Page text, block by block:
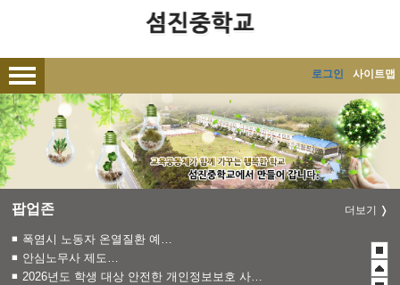
로그인 사이트맵
팝업존 더보기
2026년도 학생 대상 안전한 개인정보보호 사례 공모전
안심노무사 제도 홍보
폭염시 노동자 온열질환 예방수칙